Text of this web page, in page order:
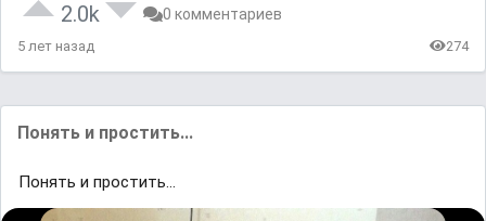
2.0k 0 комментариев
5 лет назад 274
Понять и простить...
Понять и простить...